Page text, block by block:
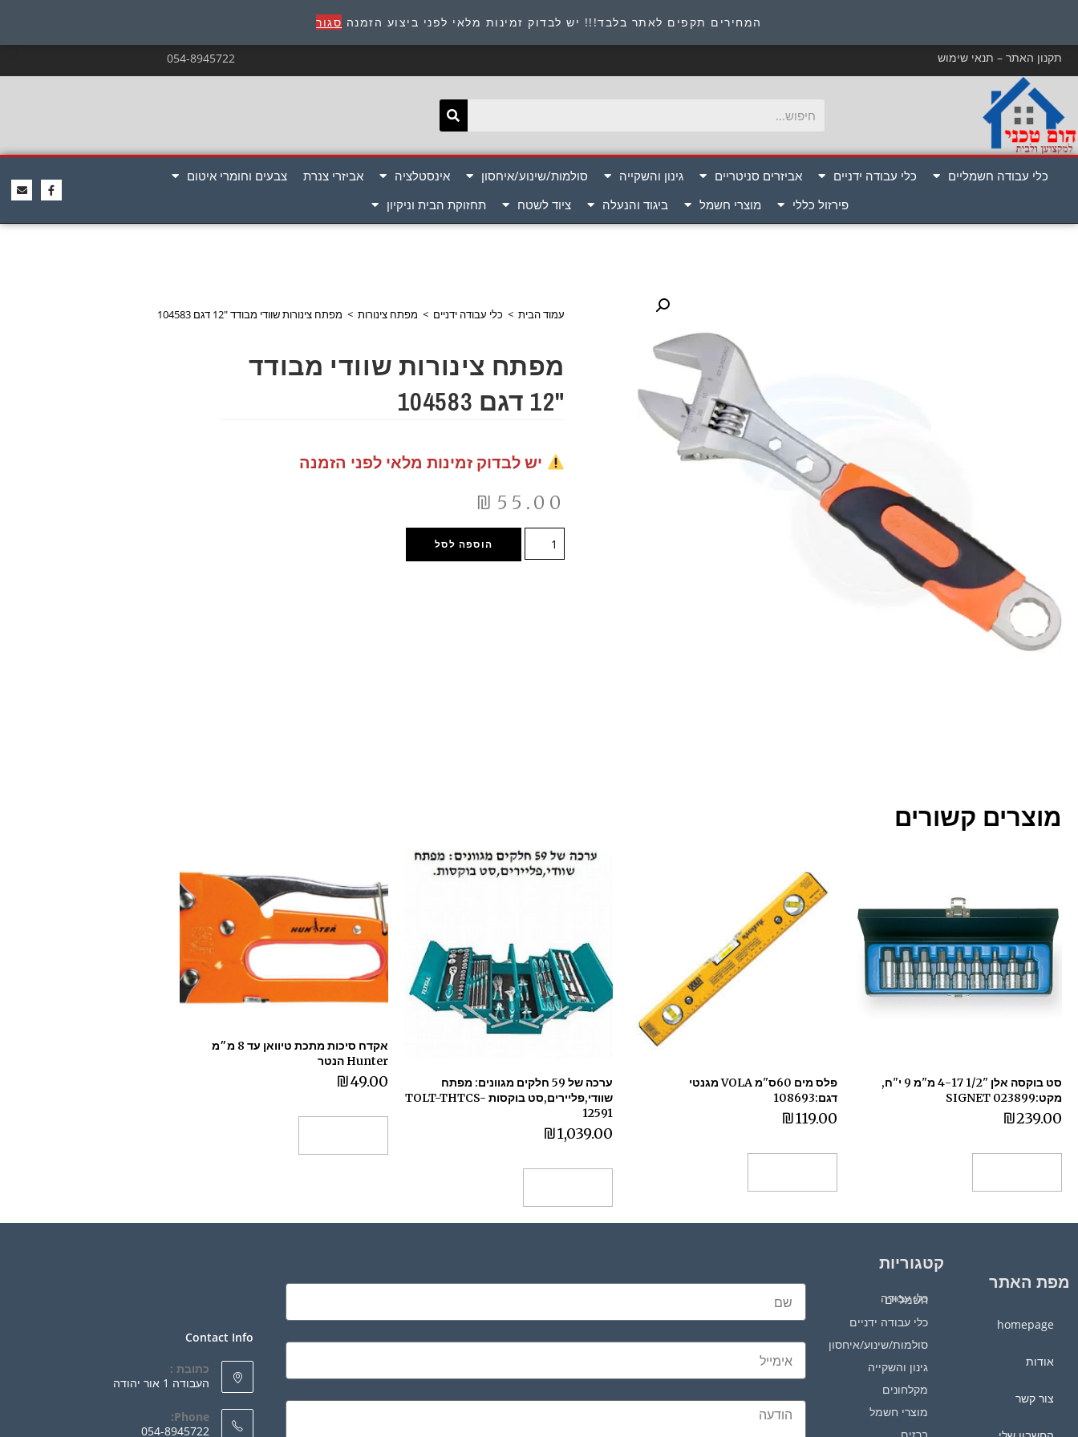
המחירים תקפים לאתר בלבד!!! יש לבדוק זמינות מלאי לפני ביצוע הזמנה סגור כתובת : היוזמים 9 אור יהודה שירות לקוחות 054-8945722
תקנון האתר – תנאי שימוש 054-8945722
כלי עבודה חשמליים כלי עבודה ידניים אביזרים סניטריים גינון והשקייה סולמות/שינוע/איחסון אינסטלציה אביזרי צנרת
צבעים וחומרי איטום
פירזול כללי
מוצרי חשמל ביגוד והנעלה ציוד לשטח תחזוקת הבית וניקיון
עמוד הבית > כלי עבודה ידניים > מפתח צינורות > מפתח צינורות שוודי מבודד "12 דגם 104583
מפתח צינורות שוודי מבודד
"12 דגם 104583
יש לבדוק זמינות מלאי לפני הזמנה
₪ 55.00
הוספה לסל
מוצרים קשורים
סט בוקסה אלן "1/2 4-17 מ"מ 9 י"ח,
מקט:023899 SIGNET
₪239.00
פלס מים 60ס"מ VOLA מגנטי
דגם:108693
₪119.00
ערכה של 59 חלקים מגוונים: מפתח
שוודי,פליירים,סט בוקסות TOLT-THTCS-
12591
₪1,039.00
אקדח סיכות מתכת טיוואן עד 8 מ״מ
Hunter הנטר
₪49.00
מפת האתר
homepage
אודות
צור קשר
קטגוריות
כלי עבודה חשמליים
כלי עבודה ידניים
סולמות/שינוע/איחסון
גינון והשקייה
מקלחונים
מוצרי חשמל
Contact Info
כתובת :
העבודה 1 אור יהודה
Phone:
054-8945722